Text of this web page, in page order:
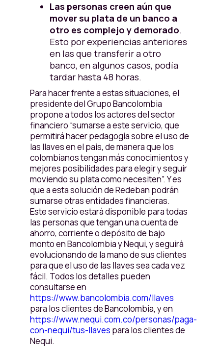
Las personas creen aún que
mover su plata de un banco a
otro es complejo y demorado.
Esto por experiencias anteriores
en las que transferir a otro
banco, en algunos casos, podía
tardar hasta 48 horas.
Para hacer frente a estas situaciones, el
presidente del Grupo Bancolombia
propone a todos los actores del sector
financiero “sumarse a este servicio, que
permitirá hacer pedagogía sobre el uso de
las llaves en el país, de manera que los
colombianos tengan más conocimientos y
mejores posibilidades para elegir y seguir
moviendo su plata como necesiten”. Y es
que a esta solución de Redeban podrán
sumarse otras entidades financieras.
Este servicio estará disponible para todas
las personas que tengan una cuenta de
ahorro, corriente o depósito de bajo
monto en Bancolombia y Nequi, y seguirá
evolucionando de la mano de sus clientes
para que el uso de las llaves sea cada vez
fácil. Todos los detalles pueden
consultarse en
https://www.bancolombia.com/llaves
para los clientes de Bancolombia, y en
https://www.nequi.com.co/personas/paga-
con-nequi/tus-llaves para los clientes de
Nequi.